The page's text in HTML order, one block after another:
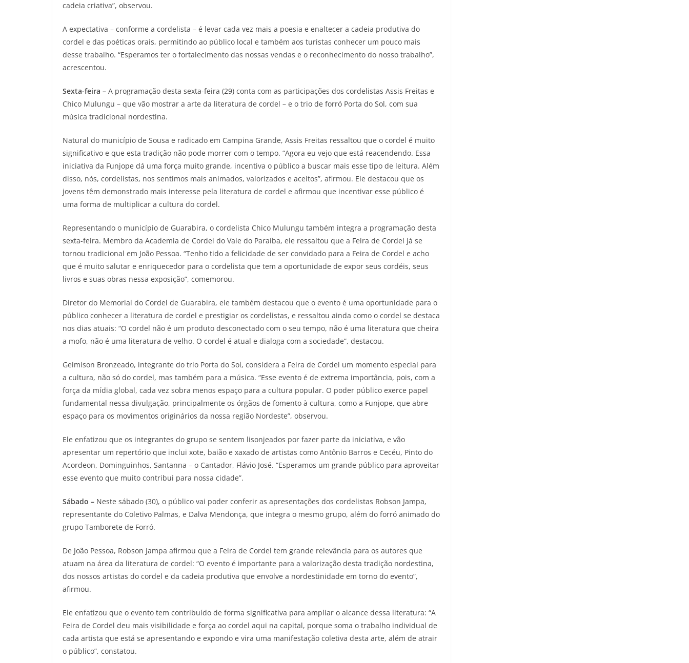
cadeia criativa”, observou.
A expectativa – conforme a cordelista – é levar cada vez mais a poesia e enaltecer a cadeia produtiva do
cordel e das poéticas orais, permitindo ao público local e também aos turistas conhecer um pouco mais
desse trabalho. “Esperamos ter o fortalecimento das nossas vendas e o reconhecimento do nosso trabalho”,
acrescentou.
Sexta-feira – A programação desta sexta-feira (29) conta com as participações dos cordelistas Assis Freitas e
Chico Mulungu – que vão mostrar a arte da literatura de cordel – e o trio de forró Porta do Sol, com sua
música tradicional nordestina.
Natural do município de Sousa e radicado em Campina Grande, Assis Freitas ressaltou que o cordel é muito
significativo e que esta tradição não pode morrer com o tempo. “Agora eu vejo que está reacendendo. Essa
iniciativa da Funjope dá uma força muito grande, incentiva o público a buscar mais esse tipo de leitura. Além
disso, nós, cordelistas, nos sentimos mais animados, valorizados e aceitos”, afirmou. Ele destacou que os
jovens têm demonstrado mais interesse pela literatura de cordel e afirmou que incentivar esse público é
uma forma de multiplicar a cultura do cordel.
Representando o município de Guarabira, o cordelista Chico Mulungu também integra a programação desta
sexta-feira. Membro da Academia de Cordel do Vale do Paraíba, ele ressaltou que a Feira de Cordel já se
tornou tradicional em João Pessoa. “Tenho tido a felicidade de ser convidado para a Feira de Cordel e acho
que é muito salutar e enriquecedor para o cordelista que tem a oportunidade de expor seus cordéis, seus
livros e suas obras nessa exposição”, comemorou.
Diretor do Memorial do Cordel de Guarabira, ele também destacou que o evento é uma oportunidade para o
público conhecer a literatura de cordel e prestigiar os cordelistas, e ressaltou ainda como o cordel se destaca
nos dias atuais: “O cordel não é um produto desconectado com o seu tempo, não é uma literatura que cheira
a mofo, não é uma literatura de velho. O cordel é atual e dialoga com a sociedade”, destacou.
Geimison Bronzeado, integrante do trio Porta do Sol, considera a Feira de Cordel um momento especial para
a cultura, não só do cordel, mas também para a música. “Esse evento é de extrema importância, pois, com a
força da mídia global, cada vez sobra menos espaço para a cultura popular. O poder público exerce papel
fundamental nessa divulgação, principalmente os órgãos de fomento à cultura, como a Funjope, que abre
espaço para os movimentos originários da nossa região Nordeste”, observou.
Ele enfatizou que os integrantes do grupo se sentem lisonjeados por fazer parte da iniciativa, e vão
apresentar um repertório que inclui xote, baião e xaxado de artistas como Antônio Barros e Cecéu, Pinto do
Acordeon, Dominguinhos, Santanna – o Cantador, Flávio José. “Esperamos um grande público para aproveitar
esse evento que muito contribui para nossa cidade”.
Sábado – Neste sábado (30), o público vai poder conferir as apresentações dos cordelistas Robson Jampa,
representante do Coletivo Palmas, e Dalva Mendonça, que integra o mesmo grupo, além do forró animado do
grupo Tamborete de Forró.
De João Pessoa, Robson Jampa afirmou que a Feira de Cordel tem grande relevância para os autores que
atuam na área da literatura de cordel: “O evento é importante para a valorização desta tradição nordestina,
dos nossos artistas do cordel e da cadeia produtiva que envolve a nordestinidade em torno do evento”,
afirmou.
Ele enfatizou que o evento tem contribuído de forma significativa para ampliar o alcance dessa literatura: “A
Feira de Cordel deu mais visibilidade e força ao cordel aqui na capital, porque soma o trabalho individual de
cada artista que está se apresentando e expondo e vira uma manifestação coletiva desta arte, além de atrair
o público”, constatou.